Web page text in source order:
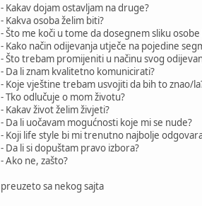
- Kakav dojam ostavljam na druge?
- Kakva osoba želim biti?
- Što me koči u tome da dosegnem sliku
- Kako način odijevanja utječe na pojedine
- Što trebam promijeniti u načinu svog
- Da li znam kvalitetno komunicirati?
- Koje vještine trebam usvojiti da bih to znao/
- Tko odlučuje o mom životu?
- Kakav život želim živjeti?
- Da li uočavam mogućnosti koje mi se nude?
- Koji life style bi mi trenutno najbolje
- Da li si dopuštam pravo izbora?
- Ako ne, zašto?
preuzeto sa nekog sajta